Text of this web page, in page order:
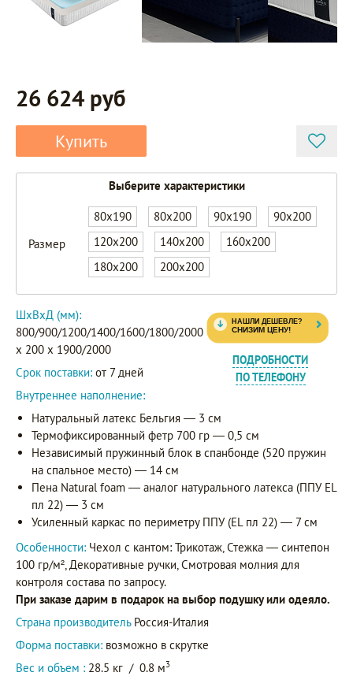
26 624 руб
Купить
Выберите характеристики
Размер
80x190 80x200 90x190
90x200
120x200
140x200
160x200
180x200
200x200
ПОДРОБНОСТИ
ПО ТЕЛЕФОНУ
ШxВxД (мм):
800/900/1200/1400/1600/1800/2000
x 200 x 1900/2000
Срок поставки: от 7 дней
Внутреннее наполнение:
Натуральный латекс Бельгия — 3 см
Термофиксированный фетр 700 гр — 0,5 см
Независимый пружинный блок в спанбонде (520 пружин
на спальное место) — 14 см
Пена Natural foam — аналог натурального латекса (ППУ EL
пл 22) — 3 см
Усиленный каркас по периметру ППУ (EL пл 22) — 7 см
Особенности: Чехол с кантом: Трикотаж, Стежка — синтепон
100 гр/м², Декоративные ручки, Смотровая молния для
контроля состава по запросу.
При заказе дарим в подарок на выбор подушку или одеяло.
Страна производитель Россия-Италия
Форма поставки: возможно в скрутке
Вес и объем : 28.5 кг / 0.8 м3